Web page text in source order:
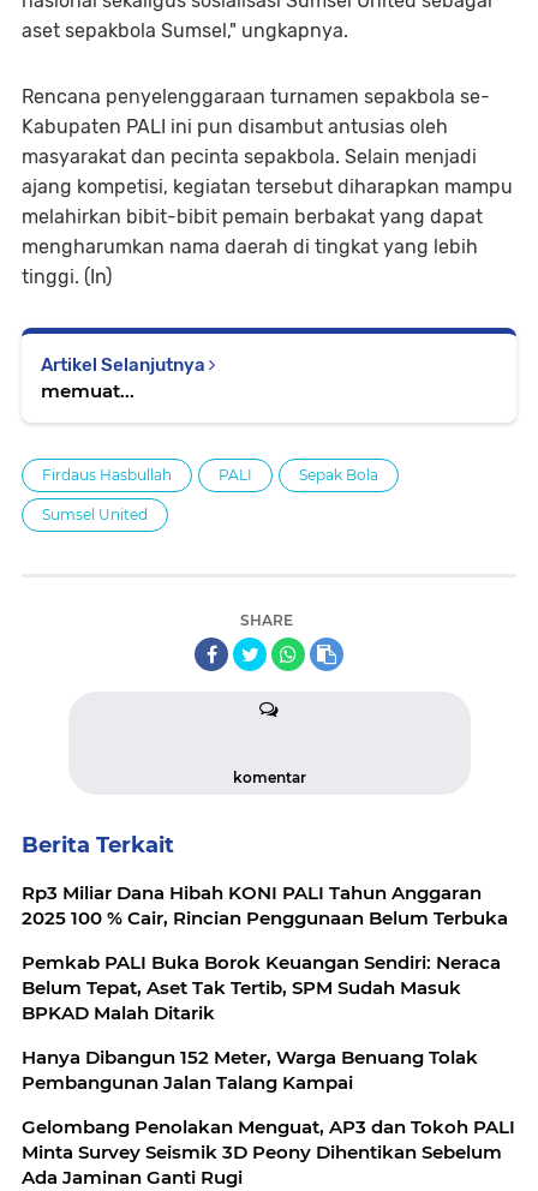
aset sepakbola Sumsel," ungkapnya.
Rencana penyelenggaraan turnamen sepakbola se-
Kabupaten PALI ini pun disambut antusias oleh
masyarakat dan pecinta sepakbola. Selain menjadi
ajang kompetisi, kegiatan tersebut diharapkan mampu
melahirkan bibit-bibit pemain berbakat yang dapat
mengharumkan nama daerah di tingkat yang lebih
tinggi. (In)
Artikel Selanjutnya
memuat...
Firdaus Hasbullah PALI Sepak Bola
Sumsel United
SHARE
komentar
Berita Terkait
Rp3 Miliar Dana Hibah KONI PALI Tahun Anggaran
2025 100 % Cair, Rincian Penggunaan Belum Terbuka
Pemkab PALI Buka Borok Keuangan Sendiri: Neraca
Belum Tepat, Aset Tak Tertib, SPM Sudah Masuk
BPKAD Malah Ditarik
Hanya Dibangun 152 Meter, Warga Benuang Tolak
Pembangunan Jalan Talang Kampai
Gelombang Penolakan Menguat, AP3 dan Tokoh PALI
Minta Survey Seismik 3D Peony Dihentikan Sebelum
Ada Jaminan Ganti Rugi